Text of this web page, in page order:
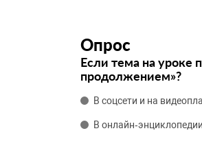
Опрос
Если тема на уроке
продолжением»?
В соцсети и на
В